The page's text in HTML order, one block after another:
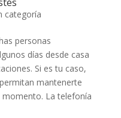
categoría
personas
días desde casa
Si es tu caso,
mantenerte
La telefonía